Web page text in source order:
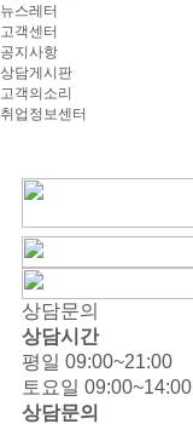
뉴스레터
고객센터
공지사항
상담게시판
고객의소리
취업정보센터
상담문의
상담시간
평일 09:00~21:00
토요일 09:00~14:00
상담문의